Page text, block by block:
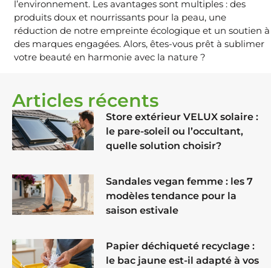
Articles récents
Store extérieur VELUX solaire :
le pare-soleil ou l’occultant,
quelle solution choisir?
Sandales vegan femme : les 7
modèles tendance pour la
saison estivale
Papier déchiqueté recyclage :
le bac jaune est-il adapté à vos
l’environnement. Les avantages sont multiples : des
produits doux et nourrissants pour la peau, une
réduction de notre empreinte écologique et un soutien à
des marques engagées. Alors, êtes-vous prêt à sublimer
votre beauté en harmonie avec la nature ?